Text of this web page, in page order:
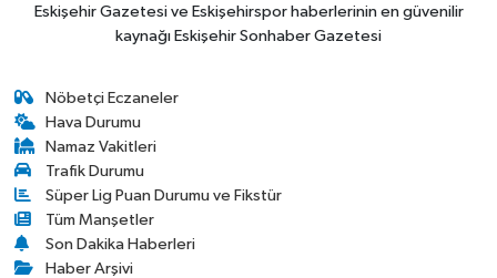
Eskişehir Gazetesi ve Eskişehirspor haberlerinin en güvenilir
kaynağı Eskişehir Sonhaber Gazetesi
Nöbetçi Eczaneler
Hava Durumu
Namaz Vakitleri
Trafik Durumu
Süper Lig Puan Durumu ve Fikstür
Tüm Manşetler
Son Dakika Haberleri
Haber Arşivi